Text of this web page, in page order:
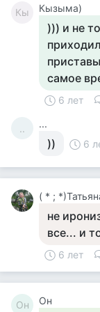
Кы Кызыма)
))) и не
самое
6 лет
.. ...
)) 6
( * ;
не
все... и
6 лет
Он Он